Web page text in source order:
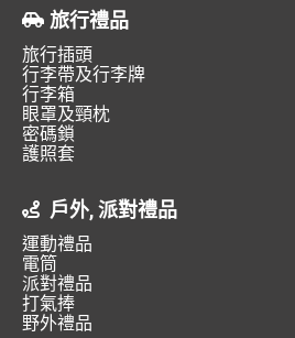
旅行禮品
旅行插頭
行李帶及行李牌
行李箱
眼罩及頸枕
密碼鎖
護照套
戶外, 派對禮品
運動禮品
電筒
派對禮品
打氣捧
野外禮品